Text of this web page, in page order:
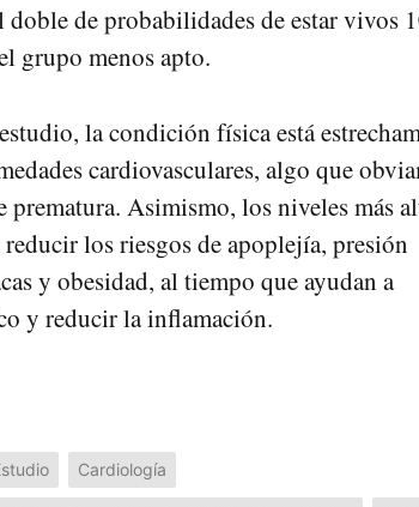
de probabilidades de estar vivos
grupo menos apto.
la condición física está
cardiovasculares, algo que
prematura. Asimismo, los niveles más
los riesgos de apoplejía, presión
y obesidad, al tiempo que ayudan a
y reducir la inflamación.
Cardiología